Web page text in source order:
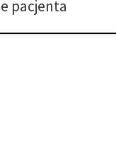
pacjenta